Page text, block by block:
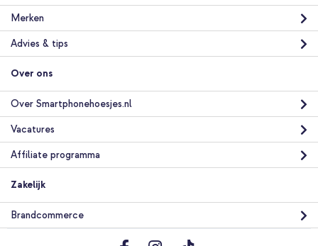
Merken
Advies & tips
Over ons
Over Smartphonehoesjes.nl
Vacatures
Affiliate programma
Zakelijk
Brandcommerce